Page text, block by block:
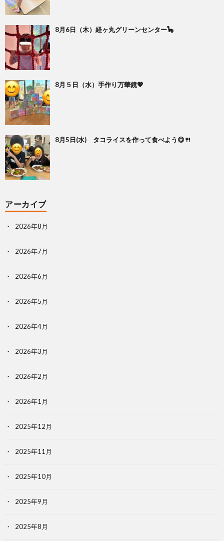
8月6日（木）経ヶ丸グリーンセンター🦕
8月５日（水）手作り万華鏡💖
8月5日(水) タコライスを作って食べよう😋🍴
アーカイブ
2026年8月
2026年7月
2026年6月
2026年5月
2026年4月
2026年3月
2026年2月
2026年1月
2025年12月
2025年11月
2025年10月
2025年9月
2025年8月